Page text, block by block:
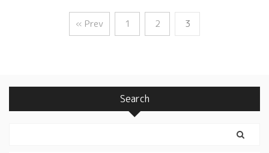
« Prev 1 2 3
Search